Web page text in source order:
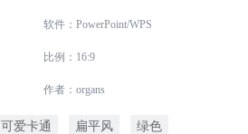
软件：PowerPoint/WPS
比例：16:9
作者：organs
可爱卡通 扁平风 绿色